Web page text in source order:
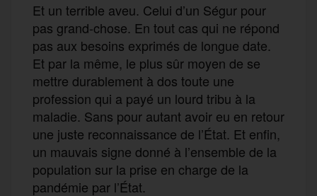
Et un terrible aveu. Celui d’un Ségur pour
pas grand-chose. En tout cas qui ne répond
pas aux besoins exprimés de longue date.
Et par la même, le plus sûr moyen de se
mettre durablement à dos toute une
profession qui a payé un lourd tribu à la
maladie. Sans pour autant avoir eu en retour
une juste reconnaissance de l’État. Et enfin,
un mauvais signe donné à l’ensemble de la
population sur la prise en charge de la
pandémie par l’État.